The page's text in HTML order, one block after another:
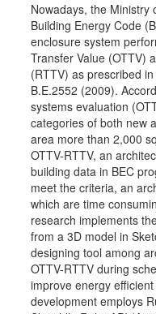
Nowadays, the Ministry
Building Energy Code
enclosure system
Transfer Value (OTTV)
(RTTV) as prescribed
B.E.2552 (2009).
systems evaluation
categories of both new
area more than 2,000
OTTV-RTTV, an
building data in BEC
meet the criteria, an
which are time
research implements
from a 3D model in
designing tool among
OTTV-RTTV during
improve energy
development employs